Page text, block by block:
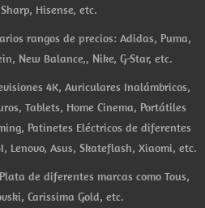
Hisense, etc.
rangos de precios: Adidas, Puma,
New Balance,, Nike, G-Star, etc.
4K, Auriculares Inalámbricos,
Tablets, Home Cinema, Portátiles
Patinetes Eléctricos de diferentes
Lenovo, Asus, Skateflash, Xiaomi, etc.
de diferentes marcas como Tous,
Carissima Gold, etc.